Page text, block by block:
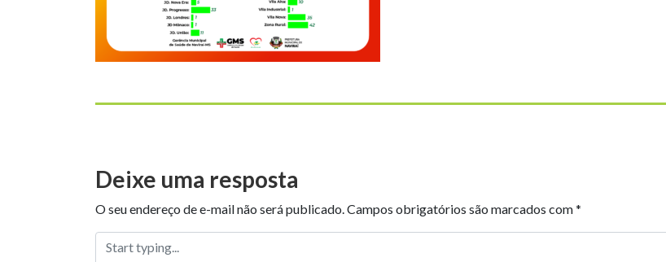
Deixe uma resposta
O seu endereço de e-mail não será publicado.Campos obrigatórios são marcados com*